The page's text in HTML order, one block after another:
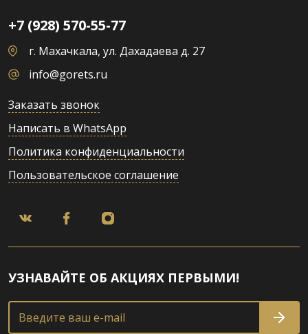
+7 (928) 570-55-77
г. Махачкала, ул. Дахадаева д. 27
info@gorets.ru
Заказать звонок
Написать в WhatsApp
Политика конфиденциальности
Пользовательское соглашение
УЗНАВАЙТЕ ОБ АКЦИЯХ ПЕРВЫМИ!
Введите ваш e-mail